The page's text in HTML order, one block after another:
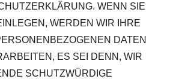
WENN SIE
WERDEN WIR IHRE
DATEN
ES SEI DENN, WIR
SCHUTZWÜRDIGE